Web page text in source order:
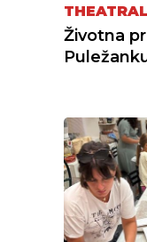
Životna